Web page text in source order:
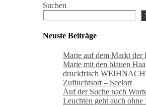
Suchen
Neuste Beiträge
Marie auf dem Markt der
Marie mit den blauen
druckfrisch
Zufluchtsort – Seelort
Auf der Suche nach
Leuchten geht auch